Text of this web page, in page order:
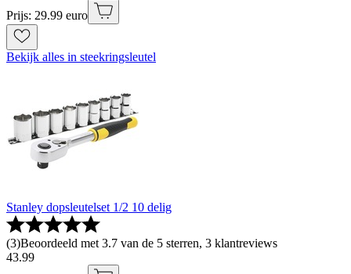
Prijs: 29.99 euro
Bekijk alles in steekringsleutel
Stanley dopsleutelset 1/2 10 delig
(3)Beoordeeld met 3.7 van de 5 sterren, 3 klantreviews
43.99